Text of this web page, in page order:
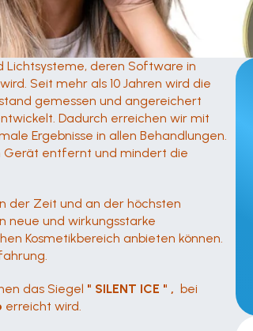
Lichtsysteme, deren Software in
Seit mehr als 10 Jahren wird die
gemessen und angereichert
Dadurch erreichen wir mit
Ergebnisse in allen Behandlungen.
Gerät entfernt und mindert die
der Zeit und an der höchsten
neue und wirkungsstarke
Kosmetikbereich anbieten können.
das Siegel " SILENT ICE " , bei
erreicht wird.